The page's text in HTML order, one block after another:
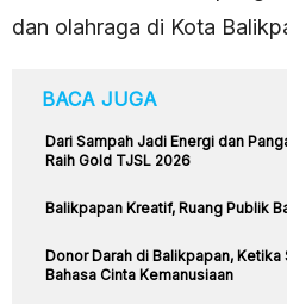
dan olahraga di Kota
BACA JUGA
Dari Sampah Jadi Energi dan
Raih Gold TJSL 2026
Balikpapan Kreatif, Ruang Publik
Donor Darah di Balikpapan,
Bahasa Cinta Kemanusiaan